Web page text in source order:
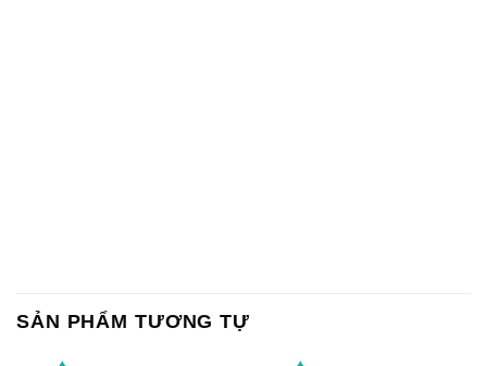
SẢN PHẨM TƯƠNG TỰ